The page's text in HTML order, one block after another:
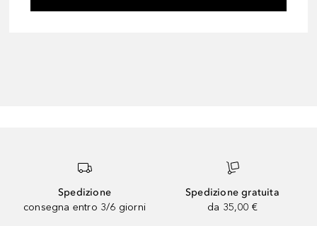
Spedizione
consegna entro 3/6 giorni
Spedizione gratuita
da 35,00 €